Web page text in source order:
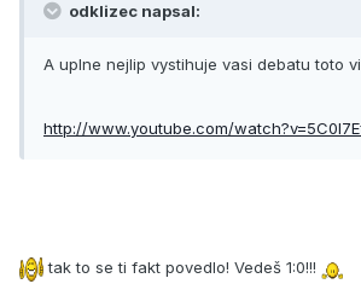
odklizec napsal:
A uplne nejlip vystihuje vasi debatu toto
http://www.youtube.com/
tak to se ti fakt povedlo! Vedeš 1:0!!!